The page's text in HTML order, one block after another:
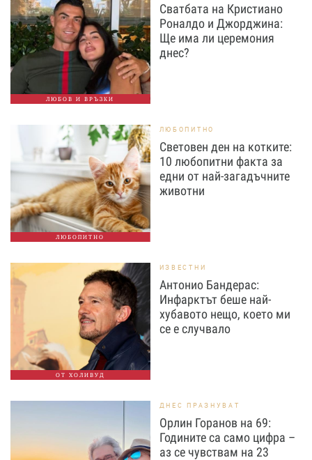
ЛЮБОВ И ВРЪЗКИ
Сватбата на Кристиано
Роналдо и Джорджина:
Ще има ли церемония
днес?
ЛЮБОПИТНО
ЛЮБОПИТНО
Световен ден на котките:
10 любопитни факта за
едни от най-загадъчните
животни
ОТ ХОЛИВУД
ИЗВЕСТНИ
Антонио Бандерас:
Инфарктът беше най-
хубавото нещо, което ми
се е случвало
ДНЕС ПРАЗНУВАТ
Орлин Горанов на 69:
Годините са само цифра –
аз се чувствам на 23